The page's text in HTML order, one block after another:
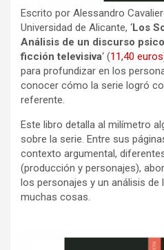
Escrito por Alessandro
Universidad de Alicante, ‘Los
Análisis de un discurso
ficción televisiva‘ (11,40 euros
para profundizar en los
conocer cómo la serie logró
referente.
Este libro detalla al milímetro
sobre la serie. Entre sus
contexto argumental,
(producción y personajes),
los personajes y un análisis
muchas cosas.